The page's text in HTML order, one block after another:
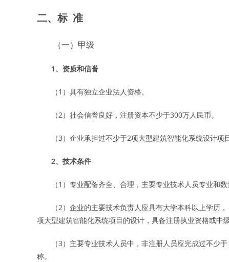
二、标 准
（一）甲级
1、资质和信誉
（1）具有独立企业法人资格。
（2）社会信誉良好，注册资本不少于300万人民币。
（3）企业承担过不少于2项大型建筑智能化系统设计项
2、技术条件
（1）专业配备齐全、合理，主要专业技术人员专业和数
（2）企业的主要技术负责人应具有大学本科以上学历，
项大型建筑智能化系统项目的设计，具备注册执业资格或中
（3）主要专业技术人员中，非注册人员应完成过不少于
称。